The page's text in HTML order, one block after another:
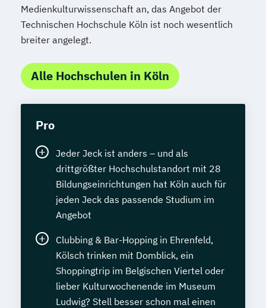
Medienkulturwissenschaft an, das Angebot der
Technischen Hochschule Köln ist noch wesentlich
breiter angelegt.
Alle Hochschulen in Köln
Pro
Jeder Jeck ist anders – und als
drittgrößter Hochschulstandort mit 28
Bildungseinrichtungen hat Köln auch für
jeden Jeck das passende Studium im
Angebot
Clubbing & Bar-Hopping in Ehrenfeld,
Kölsch trinken mit Domblick, ein
Shoppingtrip im Belgischen Viertel oder
lieber Kulturwochenende im Museum
Ludwig? Stell besser schon mal einen